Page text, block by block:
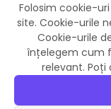
Folosim cookie-
site. Cookie-urile
Cookie-urile
înțelegem cum
relevant.